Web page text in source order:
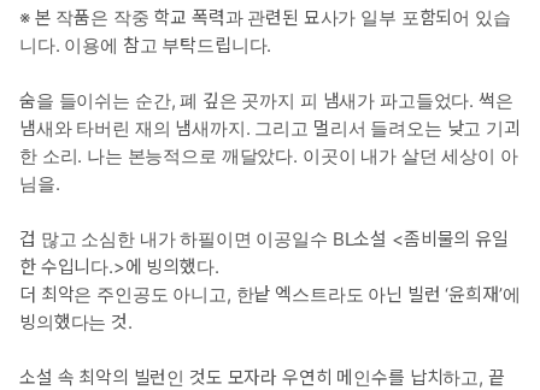
※ 본 작품은 작중 학교 폭력과 관련된 묘사가 일부 포함되어 있습
니다. 이용에 참고 부탁드립니다.
숨을 들이쉬는 순간, 폐 깊은 곳까지 피 냄새가 파고들었다. 썩은
냄새와 타버린 재의 냄새까지. 그리고 멀리서 들려오는 낮고 기괴
한 소리. 나는 본능적으로 깨달았다. 이곳이 내가 살던 세상이 아
님을.
겁 많고 소심한 내가 하필이면 이공일수 BL소설 <좀비물의 유일
한 수입니다.>에 빙의했다.
더 최악은 주인공도 아니고, 한낱 엑스트라도 아닌 빌런 ‘윤희재’에
빙의했다는 것.
소설 속 최악의 빌런인 것도 모자라 우연히 메인수를 납치하고, 끝